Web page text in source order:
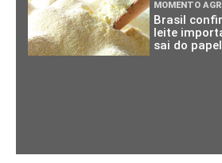
MOMENTO
Brasil
leite
sai do papel